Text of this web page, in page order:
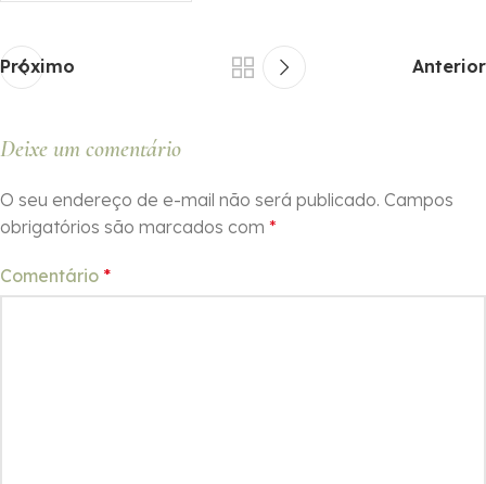
Próximo Anterior
Deixe um comentário
O seu endereço de e-mail não será publicado. Campos
obrigatórios são marcados com *
Comentário *